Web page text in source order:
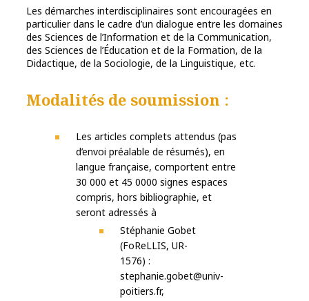
Les démarches interdisciplinaires sont encouragées en
particulier dans le cadre d’un dialogue entre les domaines
des Sciences de l’Information et de la Communication,
des Sciences de l’Éducation et de la Formation, de la
Didactique, de la Sociologie, de la Linguistique, etc.
Modalités de soumission :
Les articles complets attendus (pas
d’envoi préalable de résumés), en
langue française, comportent entre
30 000 et 45 0000 signes espaces
compris, hors bibliographie, et
seront adressés à
Stéphanie Gobet
(FoReLLIS, UR-
1576) :
stephanie.gobet@univ-
poitiers.fr,